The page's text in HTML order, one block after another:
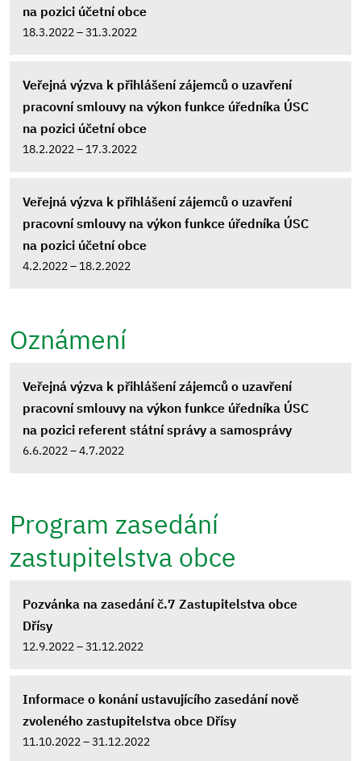
na pozici účetní obce
18.3.2022 – 31.3.2022
Veřejná výzva k přihlášení zájemců o uzavření
pracovní smlouvy na výkon funkce úředníka ÚSC
na pozici účetní obce
18.2.2022 – 17.3.2022
Veřejná výzva k přihlášení zájemců o uzavření
pracovní smlouvy na výkon funkce úředníka ÚSC
na pozici účetní obce
4.2.2022 – 18.2.2022
Oznámení
Veřejná výzva k přihlášení zájemců o uzavření
pracovní smlouvy na výkon funkce úředníka ÚSC
na pozici referent státní správy a samosprávy
6.6.2022 – 4.7.2022
Program zasedání
zastupitelstva obce
Pozvánka na zasedání č.7 Zastupitelstva obce
Dřísy
12.9.2022 – 31.12.2022
Informace o konání ustavujícího zasedání nově
zvoleného zastupitelstva obce Dřísy
11.10.2022 – 31.12.2022